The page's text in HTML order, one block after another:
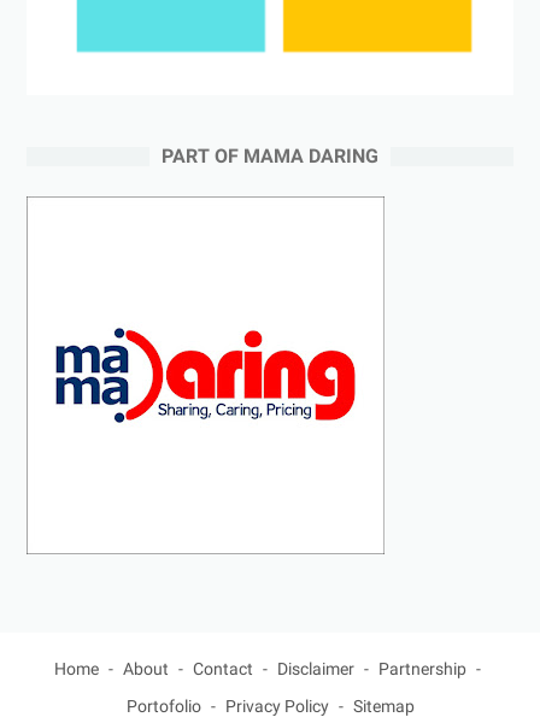
PART OF MAMA DARING
Home About Contact Disclaimer
Partnership
Portofolio
Privacy Policy Sitemap